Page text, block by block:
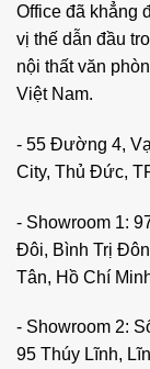
Office đã khẳng
vị thế dẫn đầu
nội thất văn
Việt Nam.
- 55 Đường 4,
City, Thủ Đức,
- Showroom 1:
Đôi, Bình Trị
Tân, Hồ Chí
- Showroom 2:
95 Thúy Lĩnh,